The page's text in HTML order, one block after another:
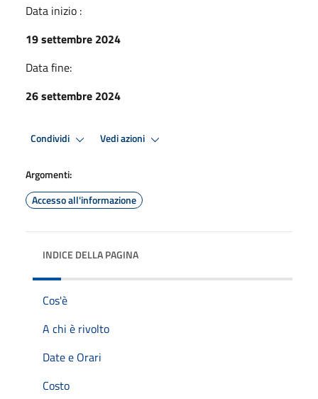
Data inizio :
19 settembre 2024
Data fine:
26 settembre 2024
Condividi Vedi azioni
Argomenti:
Accesso all'informazione
INDICE DELLA PAGINA
Cos'è
A chi è rivolto
Date e Orari
Costo